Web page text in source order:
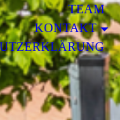
TEAM
KONTAKT